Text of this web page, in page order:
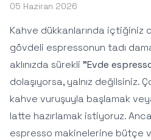
05 Haziran 2026
Kahve dükkanlarında içtiğiniz
gövdeli espressonun tadı
aklınızda sürekli "Evde
dolaşıyorsa, yalnız değilsiniz.
kahve vuruşuyla başlamak
latte hazırlamak istiyoruz.
espresso makinelerine bütçe